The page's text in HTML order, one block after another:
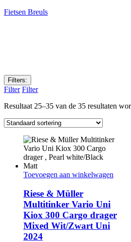
Fietsen Breuls
Filters:
Filter Filter
Resultaat 25–35 van de 35 resultaten
Toevoegen aan winkelwagen
Riese & Müller
Multitinker Vario Uni
Kiox 300 Cargo drager
Mixed Wit/Zwart Uni
2024